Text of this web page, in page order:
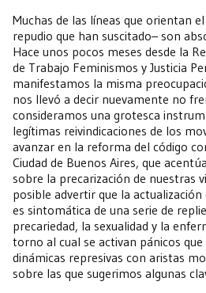
Muchas de las líneas que orientan
repudio que han suscitado– son
Hace unos pocos meses desde la
de Trabajo Feminismos y Justicia
manifestamos la misma
nos llevó a decir nuevamente no
consideramos una grotesca
legítimas reivindicaciones de los
avanzar en la reforma del código
Ciudad de Buenos Aires, que
sobre la precarización de nuestras
posible advertir que la
es sintomática de una serie de
precariedad, la sexualidad y la
torno al cual se activan pánicos
dinámicas represivas con aristas
sobre las que sugerimos algunas